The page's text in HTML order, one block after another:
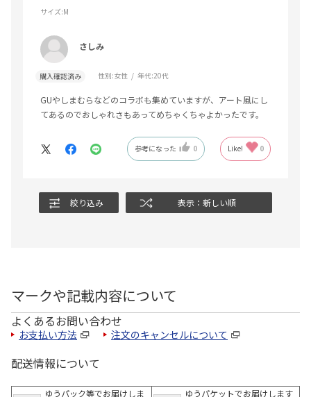
サイズ:M
さしみ
購入確認済み 性別:女性 年代:20代
GUやしまむらなどのコラボも集めていますが、アート風にし
てあるのでおしゃれさもあってめちゃくちゃよかったです。
参考になった 0 Like! 0
絞り込み 表示：新しい順
マークや記載内容について
よくあるお問い合わせ
お支払い方法 注文のキャンセルについて
配送情報について
ゆうパック等でお届けしま
ゆうパケットでお届けします